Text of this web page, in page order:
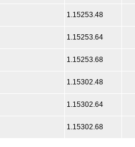
1.15253.48
1.15253.64
1.15253.68
1.15302.48
1.15302.64
1.15302.68